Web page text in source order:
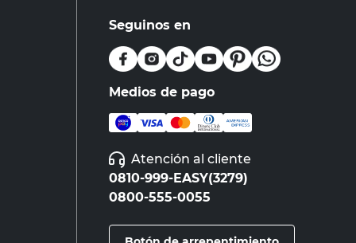
Seguinos en
Medios de pago
Atención al cliente
0810-999-EASY(3279)
0800-555-0055